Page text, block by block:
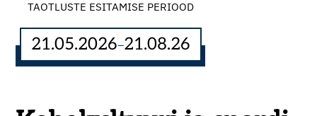
TAOTLUSTE ESITAMISE PERIOOD
21.05.2026–21.08.26